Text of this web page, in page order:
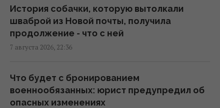
километров от Украины
20:35 пятница, 07 августа 2026
Киев будет значительно лучше
и возможностей ПВО никто не отменял, -
Пантелеев
20:01 пятница, 07 августа 2026
История собачки, которую вытолкали
шваброй из Новой почты, получила
продолжение - что с ней
7 августа 2026, 22:36
Что будет с бронированием
военнообязанных: юрист предупредил об
опасных изменениях